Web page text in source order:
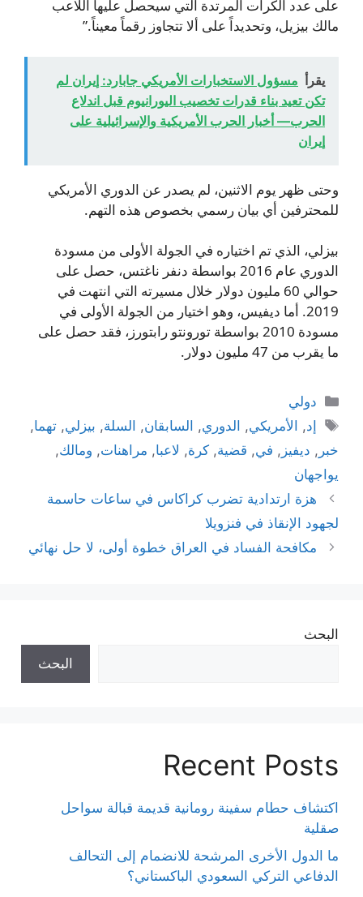
على عدد الكرات المرتدة التي سيحصل عليها اللاعب
مالك بيزيل، وتحديداً على ألا تتجاوز رقماً معيناً.”
يقرأ مسؤول الاستخبارات الأمريكي جابارد: إيران لم
تكن تعيد بناء قدرات تخصيب اليورانيوم قبل اندلاع
الحرب— أخبار الحرب الأمريكية والإسرائيلية على
إيران
وحتى ظهر يوم الاثنين، لم يصدر عن الدوري الأمريكي
للمحترفين أي بيان رسمي بخصوص هذه التهم.
بيزلي، الذي تم اختياره في الجولة الأولى من مسودة
الدوري عام 2016 بواسطة دنفر ناغتس، حصل على
حوالي 60 مليون دولار خلال مسيرته التي انتهت في
2019. أما ديفيس، وهو اختيار من الجولة الأولى في
مسودة 2010 بواسطة تورونتو رابتورز، فقد حصل على
ما يقرب من 47 مليون دولار.
التصنيفات
دولي
الوسوم
إد, الأمريكي, الدوري, السابقان, السلة, بيزلي,تهما,
خبر , ديفيز , في, قضية, كرة, لاعبا, مراهنات, ومالك,
يواجهان
هزة ارتدادية تضرب كراكاس في ساعات حاسمة
لجهود الإنقاذ في فنزويلا
مكافحة الفساد في العراق خطوة أولى، لا حل نهائي
البحث
البحث
Recent Posts
اكتشاف حطام سفينة رومانية قديمة قبالة سواحل
صقلية
ما الدول الأخرى المرشحة للانضمام إلى التحالف
الدفاعي التركي السعودي الباكستاني؟